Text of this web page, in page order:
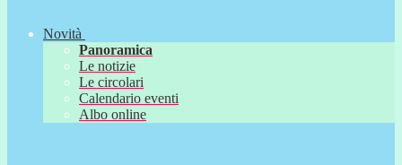
Novità
Panoramica
Le notizie
Le circolari
Calendario eventi
Albo online